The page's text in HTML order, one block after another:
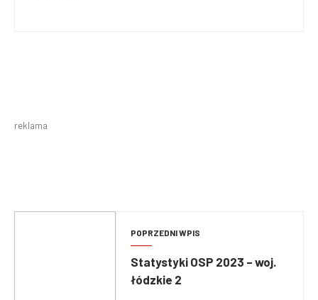
reklama
POPRZEDNI WPIS
Statystyki OSP 2023 – woj.
łódzkie 2